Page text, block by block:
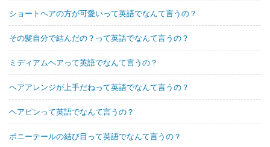
ショートヘアの方が可愛いって英語でなんて言うの？
その髪自分で結んだの？って英語でなんて言うの？
ミディアムヘアって英語でなんて言うの？
ヘアアレンジが上手だねって英語でなんて言うの？
ヘアピンって英語でなんて言うの？
ポニーテールの結び目って英語でなんて言うの？